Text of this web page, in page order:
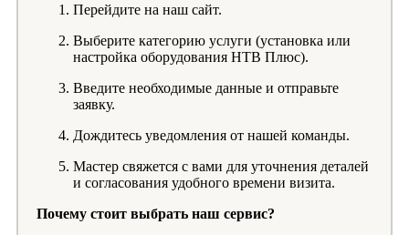
Перейдите на наш сайт.
Выберите категорию услуги (установка или
настройка оборудования НТВ Плюс).
Введите необходимые данные и отправьте
заявку.
Дождитесь уведомления от нашей команды.
Мастер свяжется с вами для уточнения деталей
и согласования удобного времени визита.
Почему стоит выбрать наш сервис?